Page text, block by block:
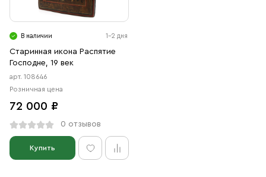
Ювелирные изделия
В наличии 1-2 дня
Старинная икона Распятие
Господне, 19 век
арт. 108646
Розничная цена
72 000 ₽
0 отзывов
Купить